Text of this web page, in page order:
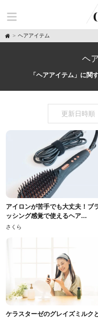
H
o
ヘアアイテム
ヘ
「ヘアアイテム」に関
更新日時順
アイロンが苦手でも大丈夫！ブ
ッシング感覚で使えるヘア...
さくら
ケラスターゼのグレイズミルク